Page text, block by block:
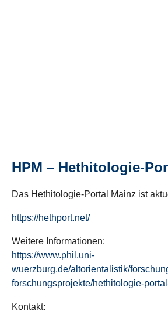
HPM – Hethitologie-
Das Hethitologie-Portal Mainz ist
https://hethport.net/
Weitere Informationen:
https://www.phil.uni-
wuerzburg.de/altorientalistik/
forschungsprojekte/hethitologie-
Kontakt: